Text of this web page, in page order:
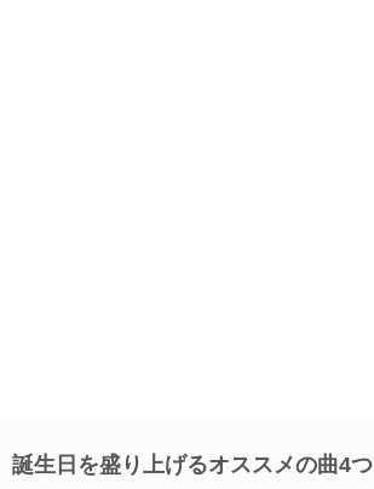
誕生日を盛り上げるオススメの曲4つ